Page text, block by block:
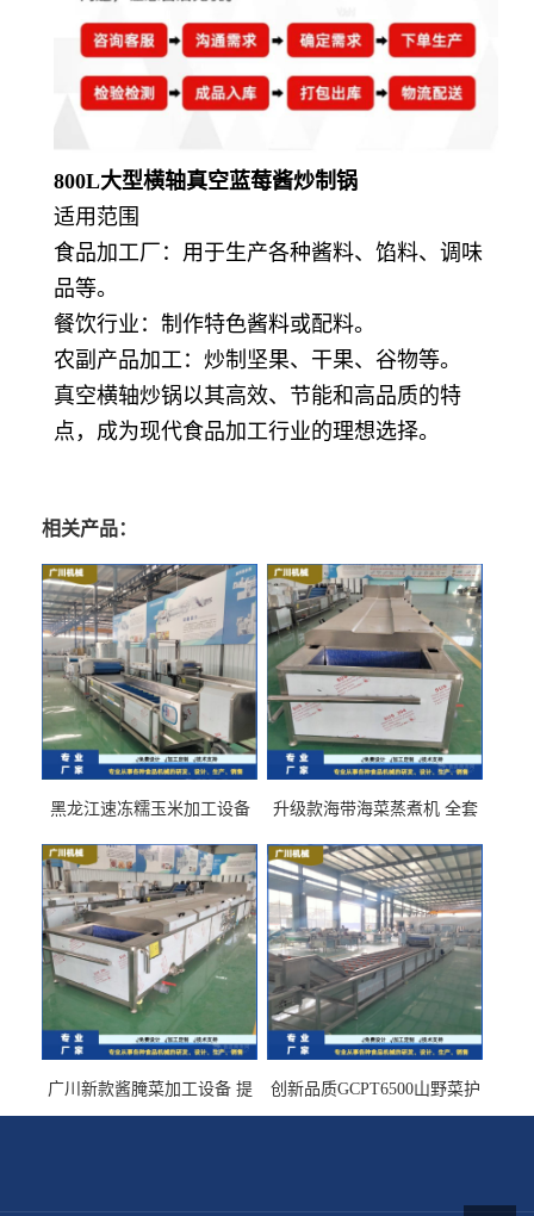
800L大型横轴真空蓝莓酱炒制锅
适用范围
食品加工厂：用于生产各种酱料、馅料、调味
品等。
餐饮行业：制作特色酱料或配料。
农副产品加工：炒制坚果、干果、谷物等。
真空横轴炒锅以其高效、节能和高品质的特
点，成为现代食品加工行业的理想选择。
相关产品：
黑龙江速冻糯玉米加工设备
升级款海带海菜蒸煮机 全套
到家
广川新款酱腌菜加工设备 提
供成套生产线 （免费设计）
创新品质GCPT6500山野菜护
色杀青机 输送式 效率高